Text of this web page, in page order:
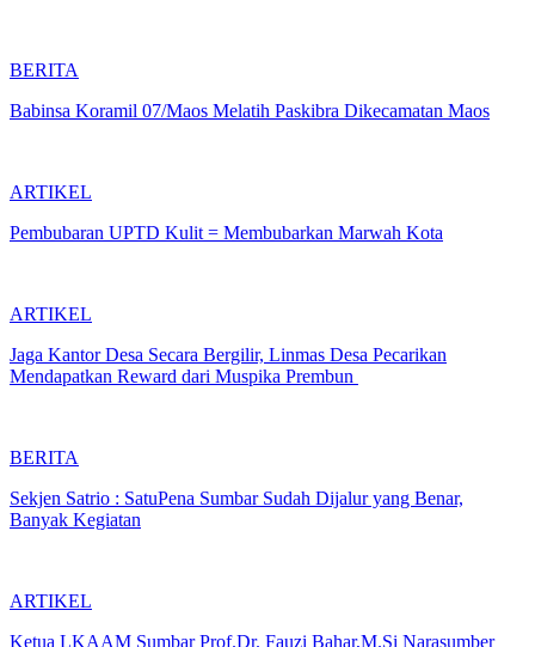
BERITA
Babinsa Koramil 07/Maos Melatih Paskibra Dikecamatan Maos
ARTIKEL
Pembubaran UPTD Kulit = Membubarkan Marwah Kota
ARTIKEL
Jaga Kantor Desa Secara Bergilir, Linmas Desa Pecarikan
Mendapatkan Reward dari Muspika Prembun
BERITA
Sekjen Satrio : SatuPena Sumbar Sudah Dijalur yang Benar,
Banyak Kegiatan
ARTIKEL
Ketua LKAAM Sumbar Prof.Dr. Fauzi Bahar,M.Si Narasumber